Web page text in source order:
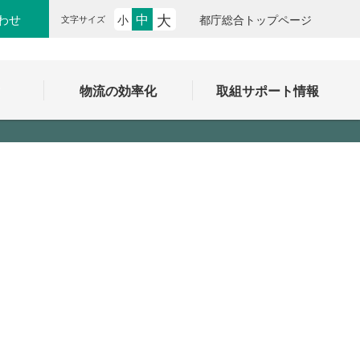
せ 文字サイズ 小 中 大 都庁総合トップページ
物流の効率化 取組サポート情報